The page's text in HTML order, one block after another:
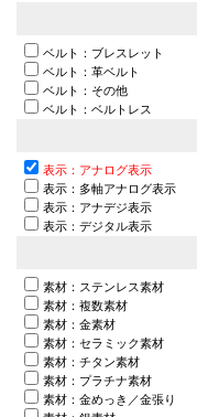
ベルト：ブレスレット
ベルト：革ベルト
ベルト：その他
ベルト：ベルトレス
表示：アナログ表示
表示：多軸アナログ表示
表示：アナデジ表示
表示：デジタル表示
素材：ステンレス素材
素材：複数素材
素材：金素材
素材：セラミック素材
素材：チタン素材
素材：プラチナ素材
素材：金めっき／金張り